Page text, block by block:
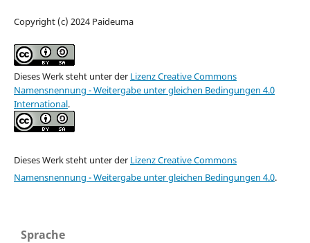
Copyright (c) 2024 Paideuma
Dieses Werk steht unter der Lizenz Creative Commons
Namensnennung - Weitergabe unter gleichen Bedingungen 4.0
International.
Dieses Werk steht unter der Lizenz Creative Commons
Namensnennung - Weitergabe unter gleichen Bedingungen 4.0.
Sprache